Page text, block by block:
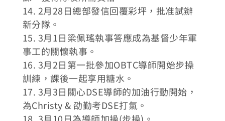
14. 2月28日總部發信回覆彩坪，批准試辦
新分隊。
15. 3月1日梁佩瑤執事答應成為基督少年軍
事工的關懷執事。
16. 3月2日第一批參加OBTC導師開始步操
訓練，課後一起享用糖水。
17. 3月3日關心DSE導師的加油行動開始，
為Christy & 劭勤考DSE打氣。